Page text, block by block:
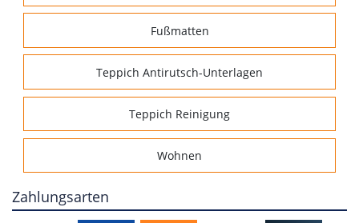
Fußmatten
Teppich Antirutsch-Unterlagen
Teppich Reinigung
Wohnen
Zahlungsarten